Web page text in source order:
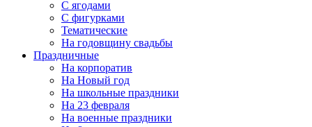
С ягодами
С фигурками
Тематические
На годовщину свадьбы
Праздничные
На корпоратив
На Новый год
На школьные праздники
На 23 февраля
На военные праздники